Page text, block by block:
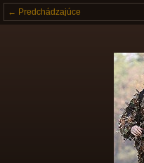
← Predchádzajúce